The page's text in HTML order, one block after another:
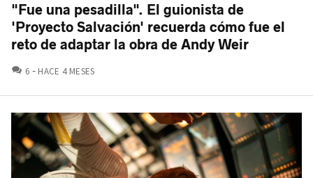
"Fue una pesadilla". El guionista de
'Proyecto Salvación' recuerda cómo fue el
reto de adaptar la obra de Andy Weir
6 COMENTARIOS
HACE 4 MESES